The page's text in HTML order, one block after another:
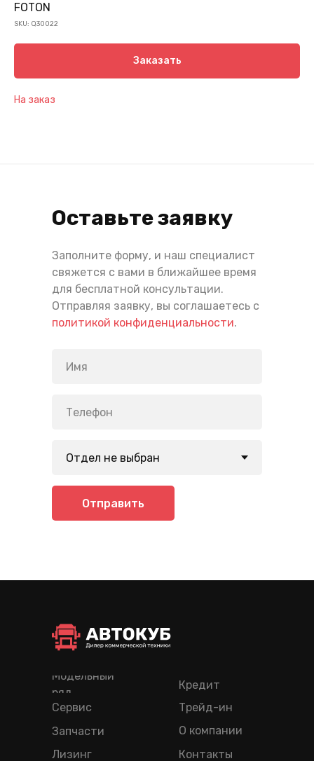
FOTON
SKU: Q30022
Заказать
На заказ
Оставьте заявку
Заполните форму, и наш специалист
свяжется с вами в ближайшее время
для бесплатной консультации.
Отправляя заявку, вы соглашаетесь с
политикой конфиденциальности.
Отправить
Лизинг
Кредит
Трейд-ин
Модельный
ряд
Сервис
Запчасти
О компании
Контакты